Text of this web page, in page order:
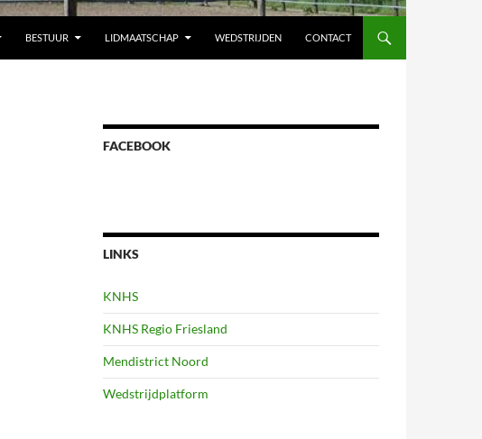
BESTUUR LIDMAATSCHAP WEDSTRIJDEN CONTACT
FACEBOOK
LINKS
KNHS
KNHS Regio Friesland
Mendistrict Noord
Wedstrijdplatform